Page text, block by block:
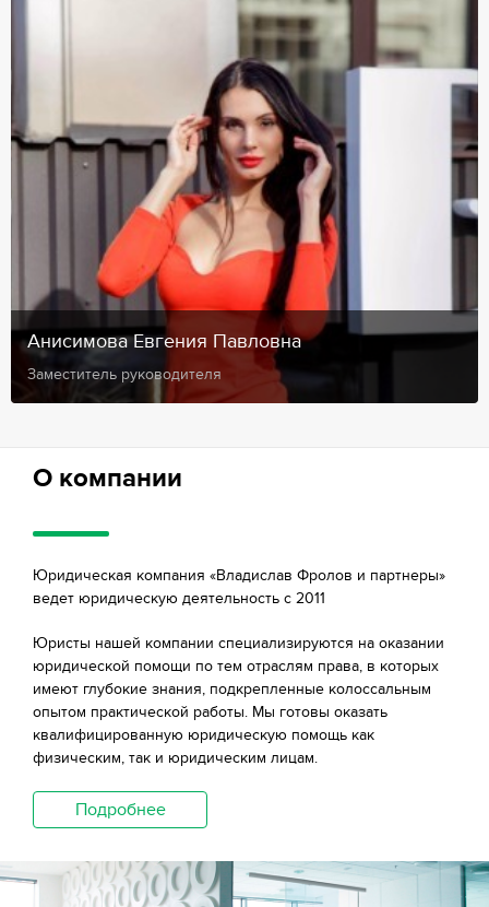
Анисимова Евгения Павловна
Заместитель руководителя
О компании
Юридическая компания «Владислав Фролов и партнеры»
ведет юридическую деятельность с 2011
Юристы нашей компании специализируются на оказании
юридической помощи по тем отраслям права, в которых
имеют глубокие знания, подкрепленные колоссальным
опытом практической работы. Мы готовы оказать
квалифицированную юридическую помощь как
физическим, так и юридическим лицам.
Подробнее